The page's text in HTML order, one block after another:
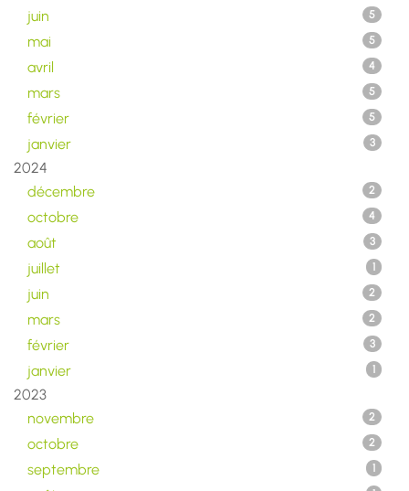
juin 5
mai 5
avril 4
mars 5
février 5
janvier 3
2024
décembre
2
octobre 4
août 3
juillet 1
juin 2
mars 2
février 3
janvier 1
2023
novembre
2
octobre 2
septembre 1